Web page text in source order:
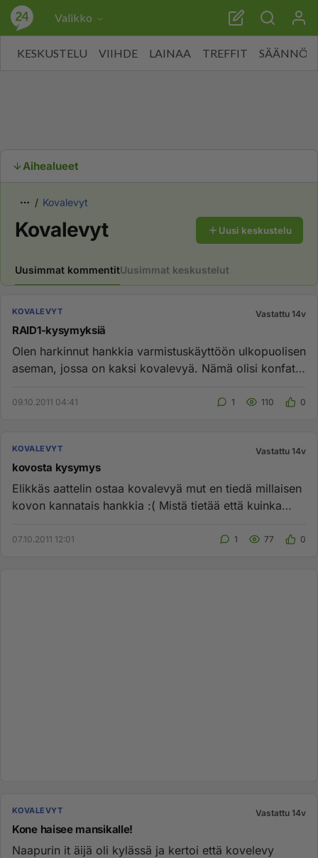
Valikko
KESKUSTELU VIIHDE LAINAA TREFFIT SÄÄNNÖT
Aihealueet
Kovalevyt
Kovalevyt Uusi keskustelu
Uusimmat kommentitUusimmat keskustelut
KOVALEVYT Vastattu 14v
RAID1-kysymyksiä
Olen harkinnut hankkia varmistuskäyttöön ulkopuolisen
aseman, jossa on kaksi kovalevyä. Nämä olisi konfattu
09.10.2011 04:41 1 110 0
KOVALEVYT Vastattu 14v
kovosta kysymys
Elikkäs aattelin ostaa kovalevyä mut en tiedä millaisen
kovon kannatais hankkia :( Mistä tietää että kuinka
07.10.2011 12:01 1 77 0
KOVALEVYT Vastattu 14v
Kone haisee mansikalle!
Naapurin it äijä oli kylässä ja kertoi että kovelevy